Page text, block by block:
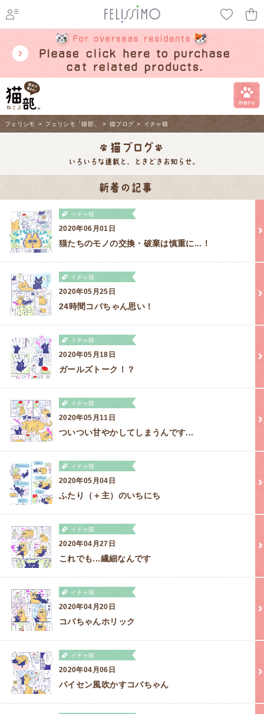
フェリシモ > フェリシモ「猫部」 > 猫ブログ > イチャ猫
イチャ猫
2020年06月01日
猫たちのモノの交換・破棄は慎重に...！
イチャ猫
2020年05月25日
24時間コバちゃん思い！
イチャ猫
2020年05月18日
ガールズトーク！？
イチャ猫
2020年05月11日
ついつい甘やかしてしまうんです...
イチャ猫
2020年05月04日
ふたり（＋主）のいちにち
イチャ猫
2020年04月27日
これでも...繊細なんです
イチャ猫
2020年04月20日
コバちゃんホリック
イチャ猫
2020年04月06日
パイセン風吹かすコバちゃん